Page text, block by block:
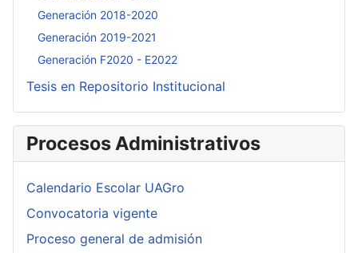
Generación 2018-2020
Generación 2019-2021
Generación F2020 - E2022
Tesis en Repositorio Institucional
Procesos Administrativos
Calendario Escolar UAGro
Convocatoria vigente
Proceso general de admisión